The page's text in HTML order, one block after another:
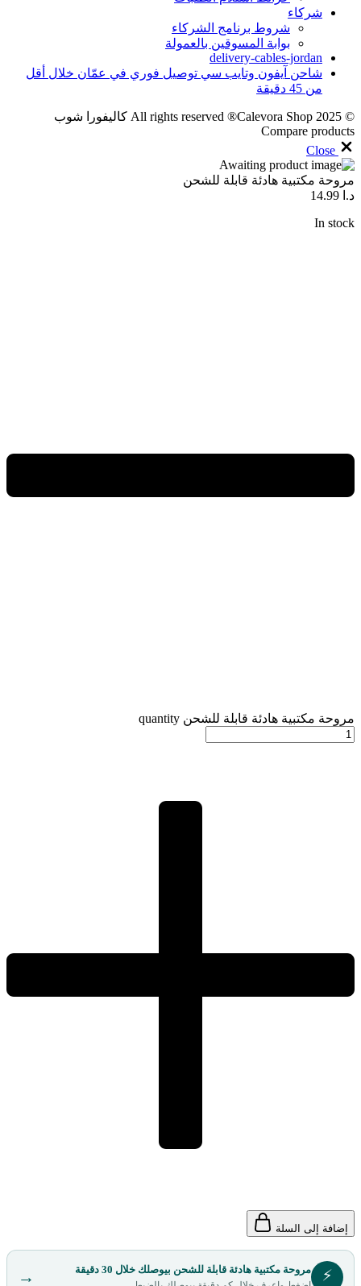
شركاء
شروط برنامج الشركاء
بوابة المسوقين بالعمولة
delivery-cables-jordan
شاحن آيفون وتايب سي توصيل فوري في عمّان خلال أقل
من 45 دقيقة
© 2025 All rights reserved ®Calevora Shop كاليفورا شوب
Compare products
Close
مروحة مكتبية هادئة قابلة للشحن
د.ا
In stock
مروحة مكتبية هادئة قابلة للشحن quantity
إضافة إلى السلة
⚡ مروحة مكتبية هادئة قابلة للشحن بيوصلك خلال 30 دقيقة →